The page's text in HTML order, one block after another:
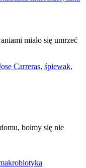
miało się umrzeć
Carreras, śpiewak,
boimy się nie